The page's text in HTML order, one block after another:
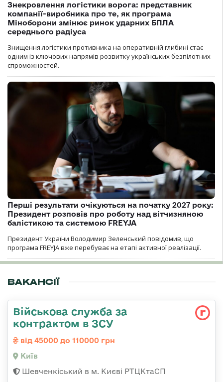
Знекровлення логістики ворога: представник
компанії-виробника про те, як програма
Міноборони змінює ринок ударних БПЛА
середнього радіуса
Знищення логістики противника на оперативній глибині стає
одним із ключових напрямів розвитку українських безпілотних
спроможностей.
Перші результати очікуються на початку 2027 року:
Президент розповів про роботу над вітчизняною
балістикою та системою FREYJA
Президент України Володимир Зеленський повідомив, що
програма FREYJA вже перебуває на етапі активної реалізації.
ВАКАНСІЇ
Військова служба за
контрактом в ЗСУ
від 45000 до 110000 грн
Київ
Шевченкіський в м. Києві РТЦКтаСП